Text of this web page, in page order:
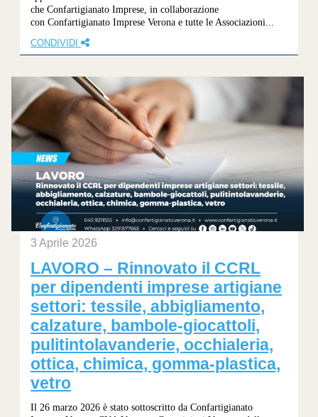
che Confartigianato Imprese, in collaborazione
con Confartigianato Imprese Verona e tutte le Associazioni...
CONDIVIDI
3 Aprile 2026
LAVORO – Rinnovato il CCRL
per dipendenti imprese artigiane
settori: tessile, abbigliamento,
calzature, bambole-giocattoli,
pulitintolavanderie, occhialeria,
ottica, chimica, gomma-plastica,
vetro
Il 26 marzo 2026 è stato sottoscritto da Confartigianato